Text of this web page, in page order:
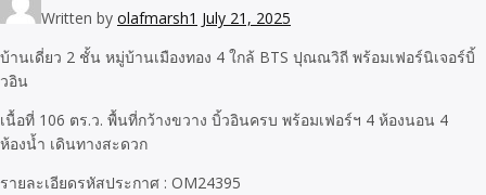
Written by olafmarsh1 July 21, 2025
บ้านเดี่ยว 2 ชั้น หมู่บ้านเมืองทอง 4 ใกล้ BTS ปุณณวิถี พร้อมเฟอร์นิเจอร์บิ้
วอิน
เนื้อที่ 106 ตร.ว. พื้นที่กว้างขวาง บิ้วอินครบ พร้อมเฟอร์ฯ 4 ห้องนอน 4
ห้องน้ำ เดินทางสะดวก
รายละเอียดรหัสประกาศ : OM24395